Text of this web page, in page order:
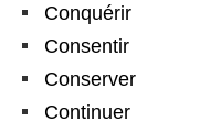
Conquérir
Consentir
Conserver
Continuer